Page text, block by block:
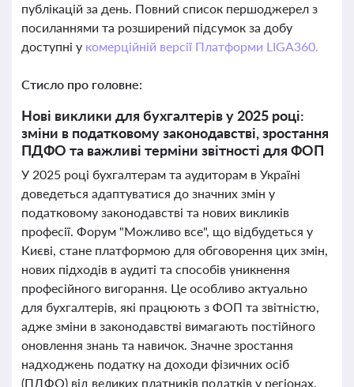
публікацій за день. Повний список першоджерел з
посиланнями та розширений підсумок за добу
доступні у комерційній версії Платформи LIGA360.
Стисло про головне:
Нові виклики для бухгалтерів у 2025 році:
зміни в податковому законодавстві, зростання
ПДФО та важливі терміни звітності для ФОП
У 2025 році бухгалтерам та аудиторам в Україні
доведеться адаптуватися до значних змін у
податковому законодавстві та нових викликів
професії. Форум "Можливо все", що відбудеться у
Києві, стане платформою для обговорення цих змін,
нових підходів в аудиті та способів уникнення
професійного вигорання. Це особливо актуально
для бухгалтерів, які працюють з ФОП та звітністю,
адже зміни в законодавстві вимагають постійного
оновлення знань та навичок. Значне зростання
надходжень податку на доходи фізичних осіб
(ПДФО) від великих платників податків у регіонах,